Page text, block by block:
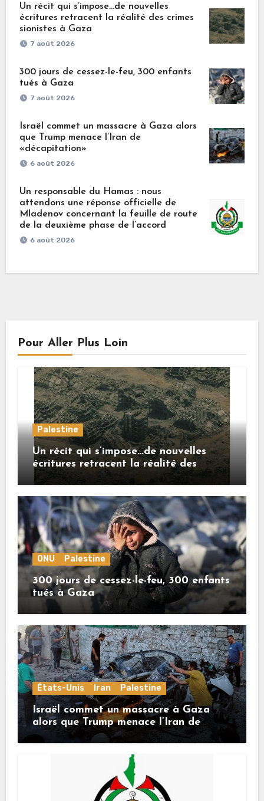
Un récit qui s’impose…de nouvelles
écritures retracent la réalité des crimes
sionistes à Gaza
7 août 2026
300 jours de cessez-le-feu, 300 enfants
tués à Gaza
7 août 2026
Israël commet un massacre à Gaza alors
que Trump menace l’Iran de
«décapitation»
6 août 2026
Un responsable du Hamas : nous
attendons une réponse officielle de
Mladenov concernant la feuille de route
de la deuxième phase de l’accord
6 août 2026
Pour Aller Plus Loin
Palestine
Un récit qui s’impose…de nouvelles
écritures retracent la réalité des
crimes sionistes à Gaza
ONU Palestine
300 jours de cessez-le-feu, 300 enfants
tués à Gaza
États-Unis Iran Palestine
Israël commet un massacre à Gaza
alors que Trump menace l’Iran de
«décapitation»